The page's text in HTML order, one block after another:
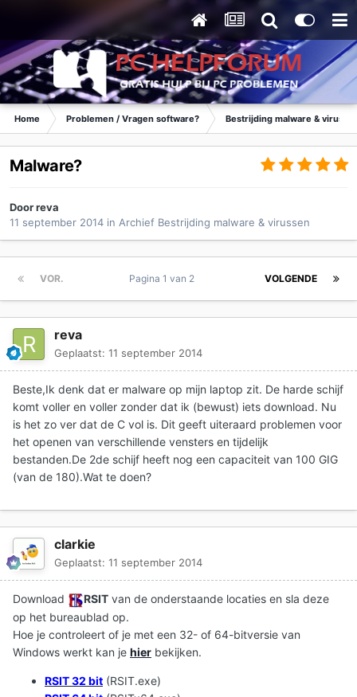
Home Problemen / Vragen software? Bestrijding malware &
Malware?
Doorreva
11 september 2014 in Archief Bestrijding malware & virussen
VOR. VOLGENDE
Pagina 1 van 2
reva
Geplaatst: 11 september 2014
Beste,Ik denk dat er malware op mijn laptop zit. De harde schijf
komt voller en voller zonder dat ik (bewust) iets download. Nu
is het zo ver dat de C vol is. Dit geeft uiteraard problemen voor
het openen van verschillende vensters en tijdelijk
bestanden.De 2de schijf heeft nog een capaciteit van 100 GIG
(van de 180).Wat te doen?
clarkie
Geplaatst: 11 september 2014
Download RSIT van de onderstaande locaties en sla deze
op het bureaublad op.
Hoe je controleert of je met een 32- of 64-bitversie van
Windows werkt kan je hier bekijken.
RSIT 32 bit (RSIT.exe)